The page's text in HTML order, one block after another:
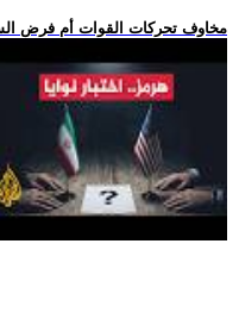
.. مخاوف تحركات القوات أم فرض